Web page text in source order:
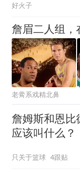
好火子
詹眉二人组，
老觷系戏精北鼻
詹姆斯和恩比
应该叫什么？
只关于篮球 4跟贴